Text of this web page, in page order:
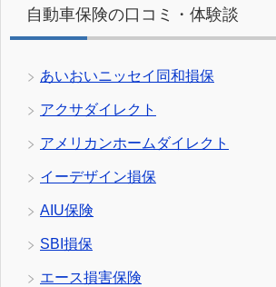
自動車保険の口コミ・体験談
あいおいニッセイ同和損保
アクサダイレクト
アメリカンホームダイレクト
イーデザイン損保
AIU保険
SBI損保
エース損害保険